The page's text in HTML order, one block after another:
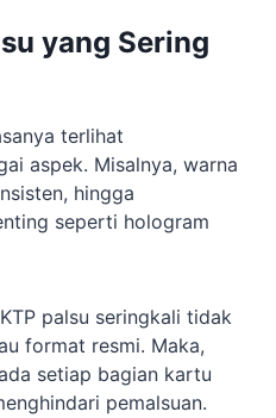
yang Sering
terlihat
aspek. Misalnya, warna
hingga
seperti hologram
palsu seringkali tidak
format resmi. Maka,
setiap bagian kartu
pemalsuan.